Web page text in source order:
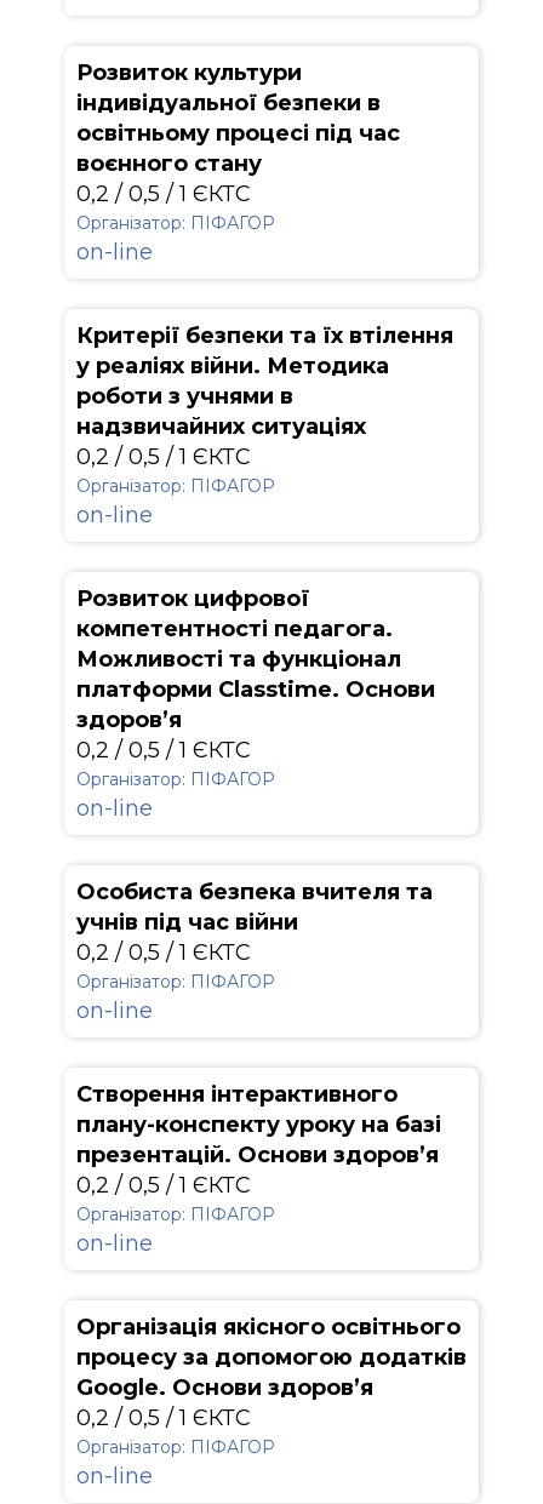
Розвиток культури
індивідуальної безпеки в
освітньому процесі під час
воєнного стану
0,2 / 0,5 / 1 ЄКТС
Організатор: ПІФАГОР
on-line
Критерії безпеки та їх втілення
у реаліях війни. Методика
роботи з учнями в
надзвичайних ситуаціях
0,2 / 0,5 / 1 ЄКТС
Організатор: ПІФАГОР
on-line
Розвиток цифрової
компетентності педагога.
Можливості та функціонал
платформи Classtime. Основи
здоров’я
0,2 / 0,5 / 1 ЄКТС
Організатор: ПІФАГОР
on-line
Особиста безпека вчителя та
учнів під час війни
0,2 / 0,5 / 1 ЄКТС
Організатор: ПІФАГОР
on-line
Створення інтерактивного
плану-конспекту уроку на базі
презентацій. Основи здоров’я
0,2 / 0,5 / 1 ЄКТС
Організатор: ПІФАГОР
on-line
Організація якісного освітнього
процесу за допомогою додатків
Google. Основи здоров’я
0,2 / 0,5 / 1 ЄКТС
Організатор: ПІФАГОР
on-line